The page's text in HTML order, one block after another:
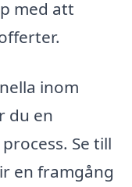
med att
inom
du en
Se till
en framgång